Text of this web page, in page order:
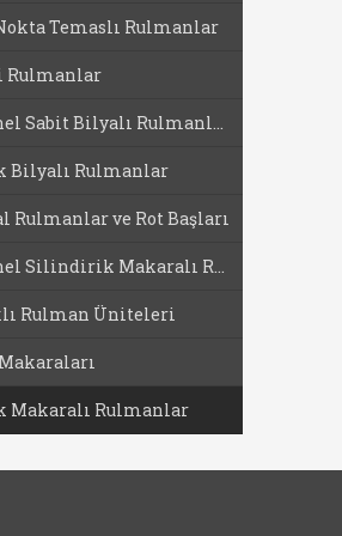
Temaslı Rulmanlar
Rulmanlar
Eksenel Sabit Bilyalı Rulmanlar
Bilyalı Rulmanlar
Rulmanlar ve Rot Başları
Eksenel Silindirik Makaralı Rulmanlar
Rulman Üniteleri
Makaralı Rulmanlar